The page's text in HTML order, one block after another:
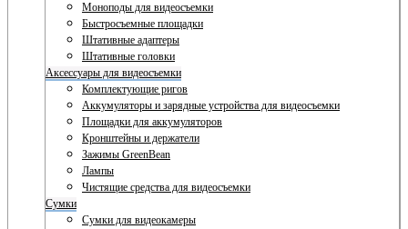
Моноподы для видеосъемки
Быстросъемные площадки
Штативные адаптеры
Штативные головки
Аксессуары для видеосъемки
Комплектующие ригов
Аккумуляторы и зарядные устройства для видеосъемки
Площадки для аккумуляторов
Кронштейны и держатели
Зажимы GreenBean
Лампы
Чистящие средства для видеосъемки
Сумки
Сумки для видеокамеры